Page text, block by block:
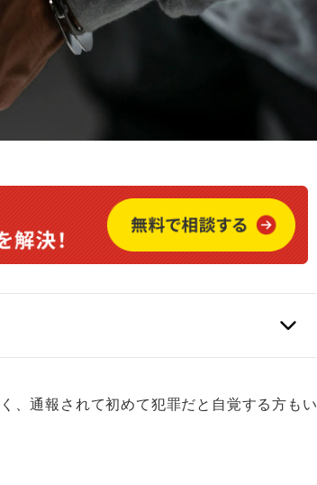
、通報されて初めて犯罪だと自覚する方もい